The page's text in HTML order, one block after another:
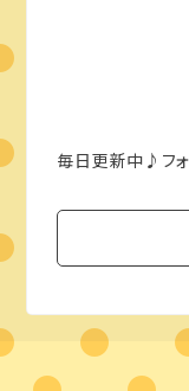
毎日更新中♪フ